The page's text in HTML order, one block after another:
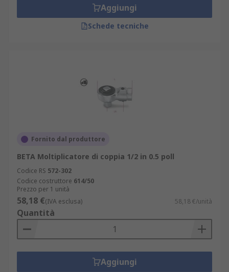
Aggiungi
Schede tecniche
Fornito dal produttore
BETA Moltiplicatore di coppia 1/2 in 0.5 poll
Codice RS 572-302
Codice costruttore 614/50
Prezzo per 1 unità
58,18 €(IVA esclusa) 58,18 €/unità
Quantità
Aggiungi